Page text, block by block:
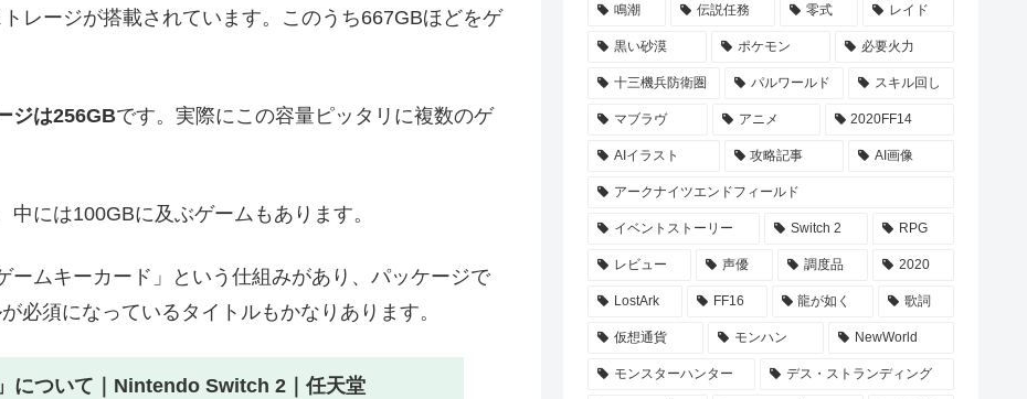
レージが搭載されています。このうち667GBほどをゲ
ジは256GBです。実際にこの容量ピッタリに複数のゲ
には100GBに及ぶゲームもあります。
ームキーカード」という仕組みがあり、パッケージで
必須になっているタイトルもかなりあります。
について｜Nintendo Switch 2｜任天堂
鳴潮 伝説任務 零式 レイド
黒い砂漠 ポケモン 必要火力
十三機兵防衛圏 パルワールド スキル回し
マブラヴ アニメ 2020FF14
AIイラスト 攻略記事 AI画像
アークナイツエンドフィールド
イベントストーリー Switch 2 RPG
レビュー 声優 調度品 2020
LostArk FF16 龍が如く 歌詞
仮想通貨 モンハン NewWorld
モンスターハンター デス・ストランディング